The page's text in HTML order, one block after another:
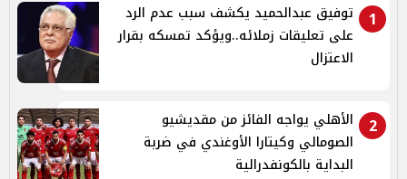
1
توفيق عبدالحميد يكشف سبب عدم الرد
على تعليقات زملائه..ويؤكد تمسكه بقرار
الاعتزال
2
الأهلي يواجه الفائز من مقديشيو
الصومالي وكيتارا الأوغندي في ضربة
البداية بالكونفدرالية